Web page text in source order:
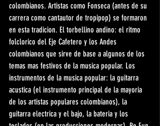
colombianos. Artistas como Fonseca (antes de su
carrera como cantautor de tropipop) se formaron
en esta tradicion. El torbellino andino: el ritmo
folclorico del Eje Cafetero y los Andes
colombianos que sirve de base a algunos de los
temas mas festivos de la musica popular. Los
instrumentos de la musica popular: la guitarra
acustica (el instrumento principal de la mayoria
de los artistas populares colombianos), la
guitarra electrica y el bajo, la bateria y los